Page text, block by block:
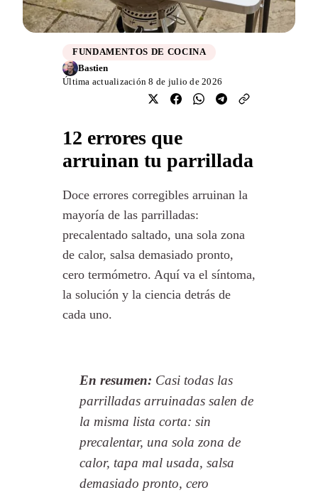
FUNDAMENTOS DE COCINA
Bastien
Última actualización 8 de julio de 2026
12 errores que
arruinan tu parrillada
Doce errores corregibles arruinan la
mayoría de las parrilladas:
precalentado saltado, una sola zona
de calor, salsa demasiado pronto,
cero termómetro. Aquí va el síntoma,
la solución y la ciencia detrás de
cada uno.
En resumen: Casi todas las
parrilladas arruinadas salen de
la misma lista corta: sin
precalentar, una sola zona de
calor, tapa mal usada, salsa
demasiado pronto, cero